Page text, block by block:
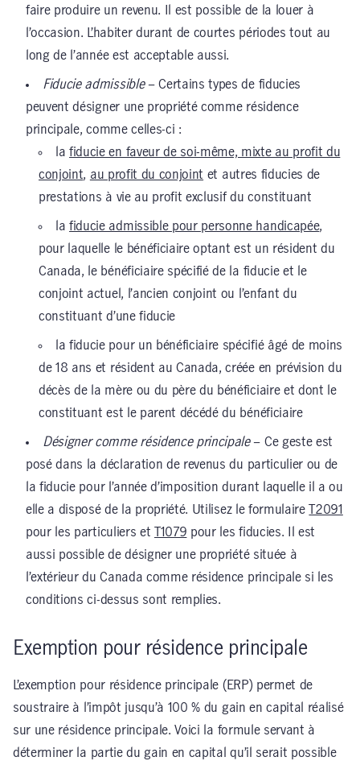
faire produire un revenu. Il est possible de la louer à
l’occasion. L’habiter durant de courtes périodes tout au
long de l’année est acceptable aussi.
Fiducie admissible– Certains types de fiducies
peuvent désigner une propriété comme résidence
principale, comme celles-ci :
lafiducie en faveur de soi-même, mixte au profit du
conjoint, au profit du conjoint et autres fiducies de
prestations à vie au profit exclusif du constituant
lafiducie admissible pour personne handicapée,
pour laquelle le bénéficiaire optant est un résident du
Canada, le bénéficiaire spécifié de la fiducie et le
conjoint actuel, l’ancien conjoint ou l’enfant du
constituant d’une fiducie
la fiducie pour un bénéficiaire spécifié âgé de moins
de 18 ans et résident au Canada, créée en prévision du
décès de la mère ou du père du bénéficiaire et dont le
constituant est le parent décédé du bénéficiaire
Désigner comme résidence principale– Ce geste est
posé dans la déclaration de revenus du particulier ou de
la fiducie pour l’année d’imposition durant laquelle il a ou
elle a disposé de la propriété. Utilisez le formulaire
T2091
pour les particuliers et
T1079 pour les fiducies. Il est
aussi possible de désigner une propriété située à
l’extérieur du Canada comme résidence principale si les
conditions ci-dessus sont remplies.
Exemption pour résidence principale
L’exemption pour résidence principale (ERP) permet de
soustraire à l’impôt jusqu’à 100 % du gain en capital réalisé
sur une résidence principale. Voici la formule servant à
déterminer la partie du gain en capital qu’il serait possible